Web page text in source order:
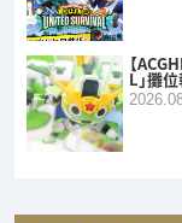
【
L」攤